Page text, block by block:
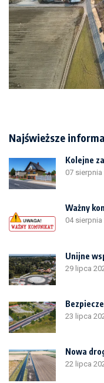
Najświeższe
Kolejne
07 sierpnia
Ważny
04 sierpnia
Unijne
29 lipca
23 lipca
Nowa
22 lipca